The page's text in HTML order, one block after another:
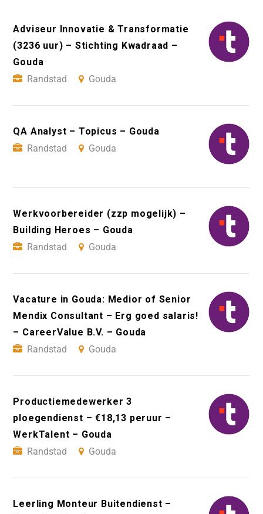
Adviseur Innovatie & Transformatie
(3236 uur) – Stichting Kwadraad –
Gouda
Randstad
Gouda
QA Analyst – Topicus – Gouda
Randstad
Gouda
Werkvoorbereider (zzp mogelijk) –
Building Heroes – Gouda
Randstad
Gouda
Vacature in Gouda: Medior of Senior
Mendix Consultant – Erg goed salaris!
– CareerValue B.V. – Gouda
Randstad
Gouda
Productiemedewerker 3
ploegendienst – €18,13 peruur –
WerkTalent – Gouda
Randstad
Gouda
Leerling Monteur Buitendienst –